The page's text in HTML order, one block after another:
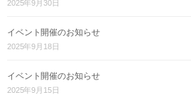
2025年9月30日
イベント開催のお知らせ
2025年9月18日
イベント開催のお知らせ
2025年9月15日